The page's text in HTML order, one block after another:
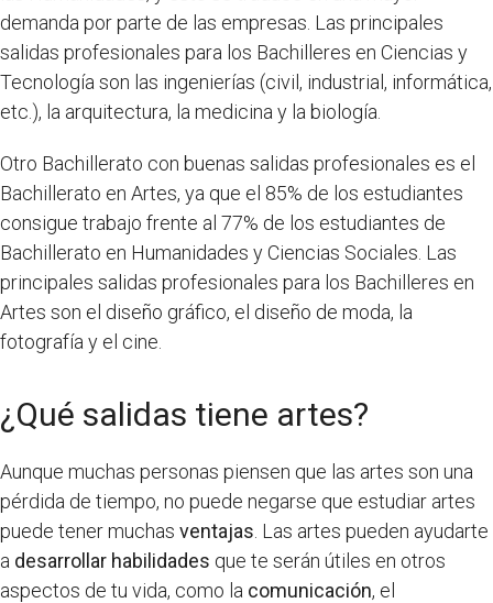
demanda por parte de las empresas. Las principales
salidas profesionales para los Bachilleres en Ciencias y
Tecnología son las ingenierías (civil, industrial, informática,
etc.), la arquitectura, la medicina y la biología.
Otro Bachillerato con buenas salidas profesionales es el
Bachillerato en Artes, ya que el 85% de los estudiantes
consigue trabajo frente al 77% de los estudiantes de
Bachillerato en Humanidades y Ciencias Sociales. Las
principales salidas profesionales para los Bachilleres en
Artes son el diseño gráfico, el diseño de moda, la
fotografía y el cine.
¿Qué salidas tiene artes?
Aunque muchas personas piensen que las artes son una
pérdida de tiempo, no puede negarse que estudiar artes
puede tener muchas ventajas . Las artes pueden ayudarte
a desarrollar habilidades que te serán útiles en otros
aspectos de tu vida, como la comunicación, el